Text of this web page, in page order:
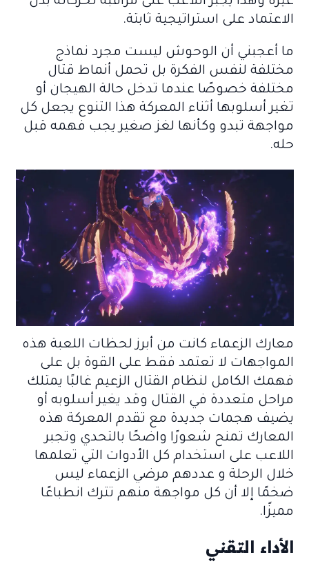
الاعتماد على استراتيجية ثابتة.
ما أعجبني أن الوحوش ليست مجرد نماذج
مختلفة لنفس الفكرة بل تحمل أنماط قتال
مختلفة خصوصًا عندما تدخل حالة الهيجان أو
تغير أسلوبها أثناء المعركة هذا التنوع يجعل كل
مواجهة تبدو وكأنها لغز صغير يجب فهمه قبل
حله.
معارك الزعماء كانت من أبرز لحظات اللعبة هذه
المواجهات لا تعتمد فقط على القوة بل على
فهمك الكامل لنظام القتال الزعيم غالبًا يمتلك
مراحل متعددة في القتال وقد يغير أسلوبه أو
يضيف هجمات جديدة مع تقدم المعركة هذه
المعارك تمنح شعورًا واضحًا بالتحدي وتجبر
اللاعب على استخدام كل الأدوات التي تعلمها
خلال الرحلة و عددهم مرضي الزعماء ليس
ضخمًا إلا أن كل مواجهة منهم تترك انطباعًا
مميزًا.
الأداء التقني